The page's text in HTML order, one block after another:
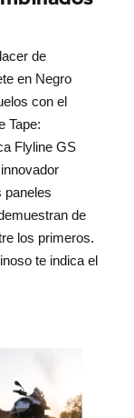
de
en Negro
con el
Tape:
Flyline GS
paneles
de
los primeros.
te indica el